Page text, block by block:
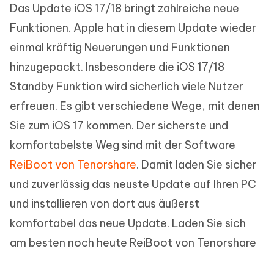
Das Update iOS 17/18 bringt zahlreiche neue
Funktionen. Apple hat in diesem Update wieder
einmal kräftig Neuerungen und Funktionen
hinzugepackt. Insbesondere die iOS 17/18
Standby Funktion wird sicherlich viele Nutzer
erfreuen. Es gibt verschiedene Wege, mit denen
Sie zum iOS 17 kommen. Der sicherste und
komfortabelste Weg sind mit der Software
ReiBoot von Tenorshare. Damit laden Sie sicher
und zuverlässig das neuste Update auf Ihren PC
und installieren von dort aus äußerst
komfortabel das neue Update. Laden Sie sich
am besten noch heute ReiBoot von Tenorshare